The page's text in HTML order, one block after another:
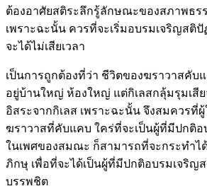
ต้องอาศัยสติระลึกรู้ลักษณะของสภาพธ
เพราะฉะนั้น ควรที่จะเริ่มอบรมเจริญสติ
จะได้ไม่เสียเวลา
เป็นการถูกต้องที่ว่า ชีวิตของฆราวาสคับ
อยู่บ้านใหญ่ ห้องใหญ่ แต่กิเลสกลุ้มรุมเสีย
อิสระจากกิเลส เพราะฉะนั้น จึงสมควรที่
ฆราวาสที่คับแคบ ใคร่ที่จะเป็นผู้ที่มีปกติ
ในเพศของสมณะ ก็สามารถที่จะกระทำไ
ภิกษุ เพื่อที่จะได้เป็นผู้ที่มีปกติอบรมเจริญ
บรรพชิต